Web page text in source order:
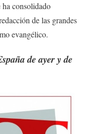
ha consolidado
de las grandes
evangélico.
de ayer y de